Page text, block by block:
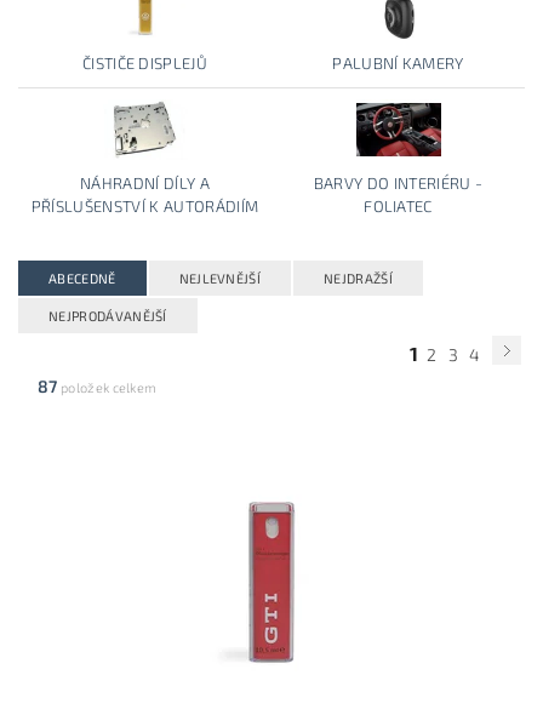
ČISTIČE DISPLEJŮ PALUBNÍ KAMERY
NÁHRADNÍ DÍLY A
PŘÍSLUŠENSTVÍ K AUTORÁDIÍM
BARVY DO INTERIÉRU -
FOLIATEC
ABECEDNĚ NEJLEVNĚJŠÍ NEJDRAŽŠÍ
NEJPRODÁVANĚJŠÍ
1 2 3
4
87 položek celkem